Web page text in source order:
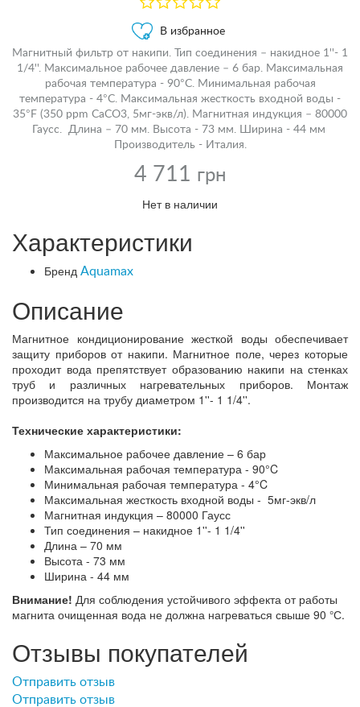
В избранное
Магнитный фильтр от накипи. Тип соединения – накидное 1''- 1
1/4''. Максимальное рабочее давление – 6 бар. Максимальная
рабочая температура - 90°C. Минимальная рабочая
температура - 4°C. Максимальная жесткость входной воды -
35°F (350 ppm CaCO3, 5мг-экв/л). Магнитная индукция – 80000
Гаусс. Длина – 70 мм. Высота - 73 мм. Ширина - 44 мм
Производитель - Италия.
4 711 грн
Нет в наличии
Характеристики
Бренд Aquamax
Описание
Магнитное кондиционирование жесткой воды обеспечивает
защиту приборов от накипи. Магнитное поле, через которые
проходит вода препятствует образованию накипи на стенках
труб и различных нагревательных приборов. Монтаж
производится на трубу диаметром 1''- 1 1/4''.
Технические характеристики:
Максимальное рабочее давление – 6 бар
Максимальная рабочая температура - 90°C
Минимальная рабочая температура - 4°C
Максимальная жесткость входной воды - 5мг-экв/л
Магнитная индукция – 80000 Гаусс
Тип соединения – накидное 1''- 1 1/4''
Длина – 70 мм
Высота - 73 мм
Ширина - 44 мм
Внимание! Для соблюдения устойчивого эффекта от работы
магнита очищенная вода не должна нагреваться свыше 90 °С.
Отзывы покупателей
Отправить отзыв
Отправить отзыв